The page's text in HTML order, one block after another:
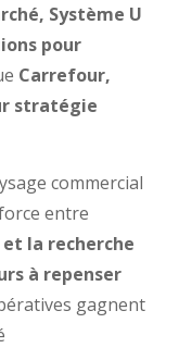
Système U
pour
Carrefour,
stratégie
commercial
entre
et la recherche
à repenser
gagnent